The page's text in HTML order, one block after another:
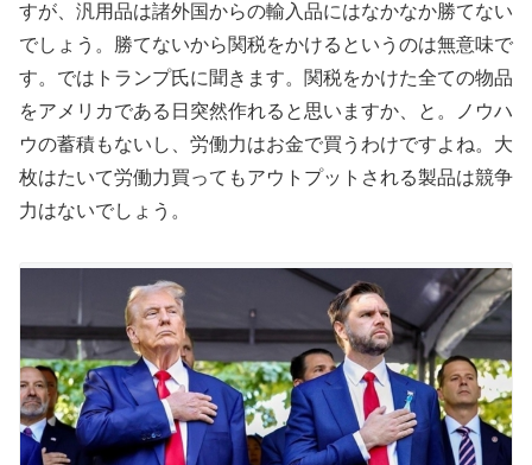
すが、汎用品は諸外国からの輸入品にはなかなか勝てない
でしょう。勝てないから関税をかけるというのは無意味で
す。ではトランプ氏に聞きます。関税をかけた全ての物品
をアメリカである日突然作れると思いますか、と。ノウハ
ウの蓄積もないし、労働力はお金で買うわけですよね。大
枚はたいて労働力買ってもアウトプットされる製品は競争
力はないでしょう。